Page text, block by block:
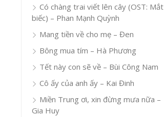
Có chàng trai viết lên cây (OST: Mắt
biếc) – Phan Mạnh Quỳnh
Mang tiền về cho mẹ – Đen
Bông mua tím – Hà Phương
Tết này con sẽ về – Bùi Công Nam
Cô ấy của anh ấy – Kai Đinh
Miền Trung ơi, xin đừng mưa nữa –
Gia Huy